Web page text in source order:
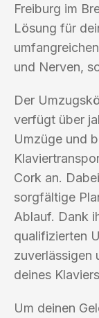
Freiburg im
Lösung für
und Nerven,
Der
verfügt über
Umzüge und
Cork an.
sorgfältige
Ablauf. Dank
qualifizierten
zuverlässigen
deines
Um deinen